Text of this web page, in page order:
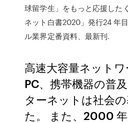
球留学生」をもっと応援した
ネット白書2020」発行24 年
ル業界定番資料、最新刊.
高速大容量ネットワ
PC、携帯機器の普
ターネットは社会
た。 また、2000